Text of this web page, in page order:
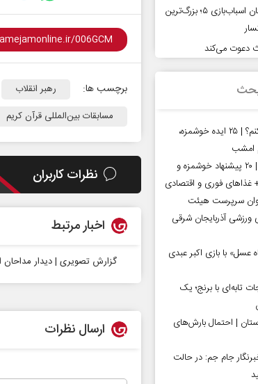
برچسب ها: رهبر انقلاب
مسابقات بین‌المللی قرآن کریم
نظرات کاربران
اخبار مرتبط
گزارش تصویری | دیدار مداحان
ارسال نظرات
فروش خیره‌کننده داستان اسباب‌بازی ۵؛ بزرگ‌ترین
دعوت می‌کند
برای شام چی درست کنم؟ | ۲۵ ایده خوشمزه،
امشب
ناهار چی درست کنم؟ | ۲۰ پیشنهاد خوشمزه و
+ غذاهای فوری و اقتصادی
سرپرست هیئت
آذربایجان شرقی
با بازی اکبر عبدی
تابه‌ای با برنج؛ یک
خوزستان | احتمال بارش‌های
خبرنگار جام جم: در حالت
عابدینی - معاون سیاسی سازمان
رحمت‌الله
مجلس
ها‌ی یکشنبه ۴ مردادماه صفحات نخست روزنامه ها‌ی شنبه ۳